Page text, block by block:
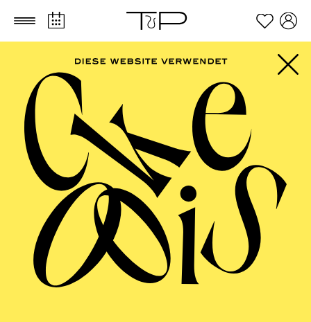
Zum Hauptinhalt springen Zum Footer springen
FILTER
MARCH 2027
PHILHARMONIE ESSEN
Monday
01.03.2027
10:00 - 10:45
RWE Pavillon